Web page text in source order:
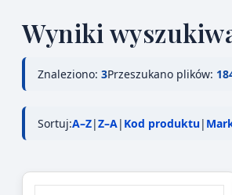
Wyniki
Znaleziono: 3Przeszukano plików:
Sortuj:A–Z|Z–A| Kod produktu|